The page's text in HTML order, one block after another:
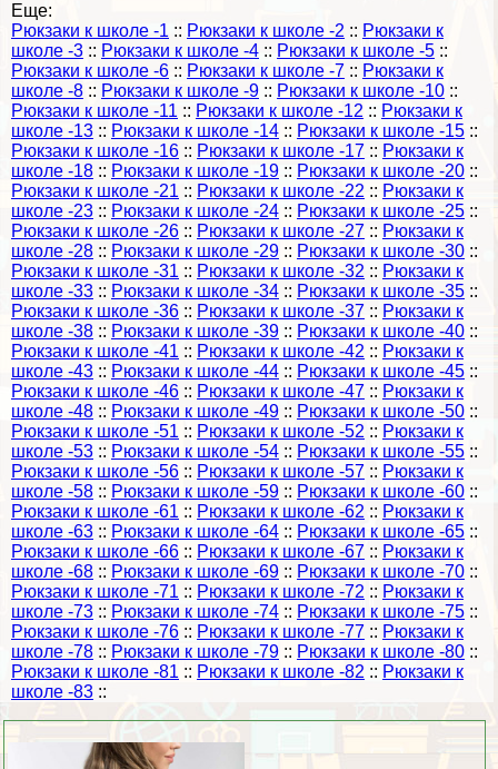
Еще:
Рюкзаки к школе -1 :: Рюкзаки к школе -2 :: Рюкзаки к
школе -3 :: Рюкзаки к школе -4 :: Рюкзаки к школе -5 ::
Рюкзаки к школе -6 :: Рюкзаки к школе -7 :: Рюкзаки к
школе -8 :: Рюкзаки к школе -9 :: Рюкзаки к школе -10 ::
Рюкзаки к школе -11 :: Рюкзаки к школе -12 :: Рюкзаки к
школе -13 :: Рюкзаки к школе -14 :: Рюкзаки к школе -15 ::
Рюкзаки к школе -16 :: Рюкзаки к школе -17 :: Рюкзаки к
школе -18 :: Рюкзаки к школе -19 :: Рюкзаки к школе -20 ::
Рюкзаки к школе -21 :: Рюкзаки к школе -22 :: Рюкзаки к
школе -23 :: Рюкзаки к школе -24 :: Рюкзаки к школе -25 ::
Рюкзаки к школе -26 :: Рюкзаки к школе -27 :: Рюкзаки к
школе -28 :: Рюкзаки к школе -29 :: Рюкзаки к школе -30 ::
Рюкзаки к школе -31 :: Рюкзаки к школе -32 :: Рюкзаки к
школе -33 :: Рюкзаки к школе -34 :: Рюкзаки к школе -35 ::
Рюкзаки к школе -36 :: Рюкзаки к школе -37 :: Рюкзаки к
школе -38 :: Рюкзаки к школе -39 :: Рюкзаки к школе -40 ::
Рюкзаки к школе -41 :: Рюкзаки к школе -42 :: Рюкзаки к
школе -43 :: Рюкзаки к школе -44 :: Рюкзаки к школе -45 ::
Рюкзаки к школе -46 :: Рюкзаки к школе -47 :: Рюкзаки к
школе -48 :: Рюкзаки к школе -49 :: Рюкзаки к школе -50 ::
Рюкзаки к школе -51 :: Рюкзаки к школе -52 :: Рюкзаки к
школе -53 :: Рюкзаки к школе -54 :: Рюкзаки к школе -55 ::
Рюкзаки к школе -56 :: Рюкзаки к школе -57 :: Рюкзаки к
школе -58 :: Рюкзаки к школе -59 :: Рюкзаки к школе -60 ::
Рюкзаки к школе -61 :: Рюкзаки к школе -62 :: Рюкзаки к
школе -63 :: Рюкзаки к школе -64 :: Рюкзаки к школе -65 ::
Рюкзаки к школе -66 :: Рюкзаки к школе -67 :: Рюкзаки к
школе -68 :: Рюкзаки к школе -69 :: Рюкзаки к школе -70 ::
Рюкзаки к школе -71 :: Рюкзаки к школе -72 :: Рюкзаки к
школе -73 :: Рюкзаки к школе -74 :: Рюкзаки к школе -75 ::
Рюкзаки к школе -76 :: Рюкзаки к школе -77 :: Рюкзаки к
школе -78 :: Рюкзаки к школе -79 :: Рюкзаки к школе -80 ::
Рюкзаки к школе -81 :: Рюкзаки к школе -82 :: Рюкзаки к
школе -83 ::